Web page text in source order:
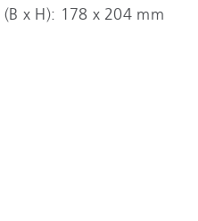
x H): 178 x 204 mm